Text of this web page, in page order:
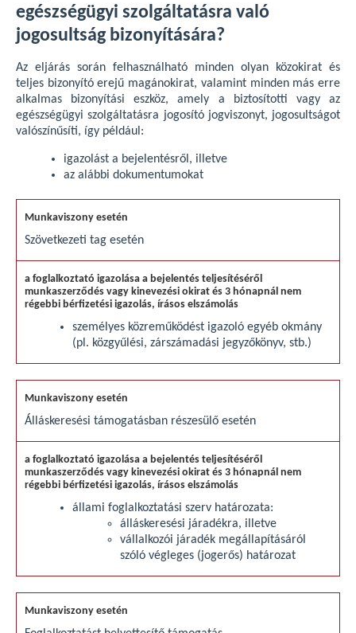
egészségügyi szolgáltatásra való
jogosultság bizonyítására?
Az eljárás során felhasználható minden olyan közokirat és
teljes bizonyító erejű magánokirat, valamint minden más erre
alkalmas bizonyítási eszköz, amely a biztosítotti vagy az
egészségügyi szolgáltatásra jogosító jogviszonyt, jogosultságot
valószínűsíti, így például:
igazolást a bejelentésről, illetve
az alábbi dokumentumokat
Szövetkezeti tag esetén
személyes közreműködést igazoló egyéb okmány
(pl. közgyűlési, zárszámadási jegyzőkönyv, stb.)
Álláskeresési támogatásban részesülő esetén
állami foglalkoztatási szerv határozata:
álláskeresési járadékra, illetve
vállalkozói járadék megállapításáról
szóló végleges (jogerős) határozat